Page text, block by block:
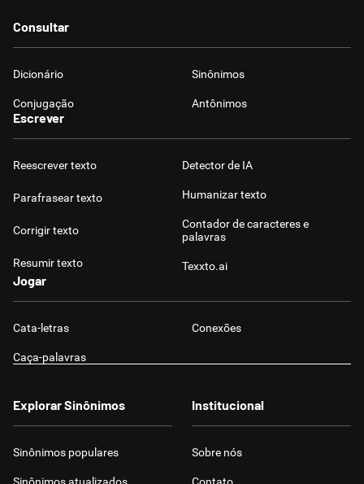
Consultar
Dicionário Sinônimos
Conjugação Antônimos
Escrever
Reescrever texto
Parafrasear texto
Corrigir texto
Resumir texto
Detector de IA
Humanizar texto
Contador de caracteres e
palavras
Texxto.ai
Jogar
Cata-letras Conexões
Caça-palavras
Explorar Sinônimos
Sinônimos populares
Institucional
Sobre nós